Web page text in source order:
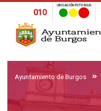
010
UBICACIÓN FOTO ROJO
Ayuntamiento de Burgos